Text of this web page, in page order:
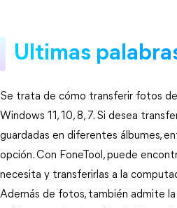
Ultimas
Se trata de cómo transferir fotos
Windows 11, 10, 8, 7. Si desea
guardadas en diferentes álbumes,
opción. Con FoneTool, puede
necesita y transferirlas a la
Además de fotos, también admite